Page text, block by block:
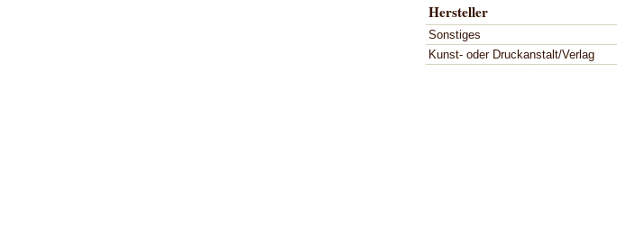
Hersteller
Sonstiges
Kunst- oder Druckanstalt/Verlag